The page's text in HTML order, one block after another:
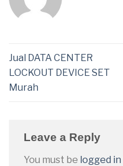
Jual DATA CENTER
LOCKOUT DEVICE SET
Murah
Leave a Reply
You must be logged in